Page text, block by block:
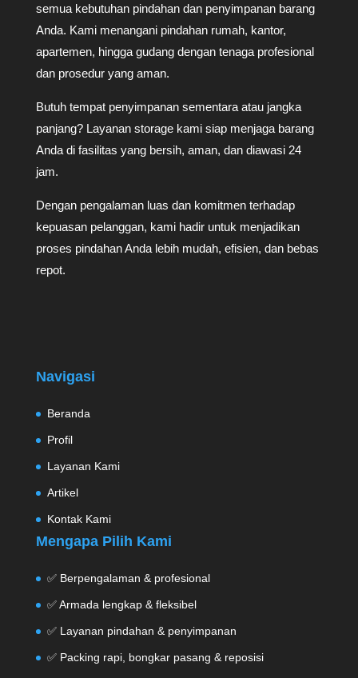
semua kebutuhan pindahan dan penyimpanan barang
Anda. Kami menangani pindahan rumah, kantor,
apartemen, hingga gudang dengan tenaga profesional
dan prosedur yang aman.
Butuh tempat penyimpanan sementara atau jangka
panjang? Layanan storage kami siap menjaga barang
Anda di fasilitas yang bersih, aman, dan diawasi 24
jam.
Dengan pengalaman luas dan komitmen terhadap
kepuasan pelanggan, kami hadir untuk menjadikan
proses pindahan Anda lebih mudah, efisien, dan bebas
repot.
Navigasi
Beranda
Profil
Layanan Kami
Artikel
Kontak Kami
Mengapa Pilih Kami
✅ Berpengalaman & profesional
✅ Armada lengkap & fleksibel
✅ Layanan pindahan & penyimpanan
✅ Packing rapi, bongkar pasang & reposisi